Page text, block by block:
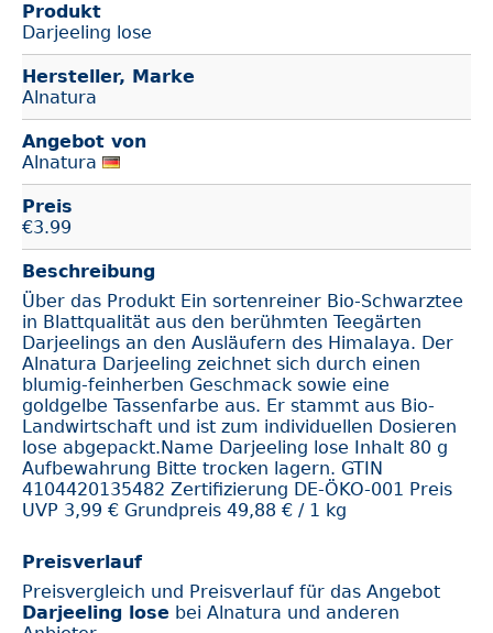
Produkt
Darjeeling lose
Hersteller, Marke
Alnatura
Angebot von
Alnatura
Preis
€3.99
Beschreibung
Über das Produkt Ein sortenreiner Bio-Schwarztee
in Blattqualität aus den berühmten Teegärten
Darjeelings an den Ausläufern des Himalaya. Der
Alnatura Darjeeling zeichnet sich durch einen
blumig-feinherben Geschmack sowie eine
goldgelbe Tassenfarbe aus. Er stammt aus Bio-
Landwirtschaft und ist zum individuellen Dosieren
lose abgepackt.Name Darjeeling lose Inhalt 80 g
Aufbewahrung Bitte trocken lagern. GTIN
4104420135482 Zertifizierung DE-ÖKO-001 Preis
UVP 3,99 € Grundpreis 49,88 € / 1 kg
Preisverlauf
Preisvergleich und Preisverlauf für das Angebot
Darjeeling lose bei Alnatura und anderen